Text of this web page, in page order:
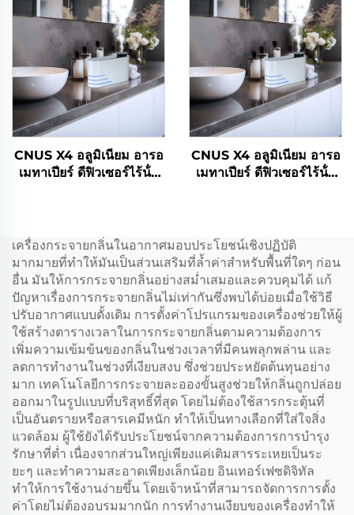
CNUS X4 อลูมิเนียม อารอ
เมทาเปียร์ ดีฟิวเซอร์ไร้น้ํา
CNUS X4 อลูมิเนียม อารอ
เมทาเปียร์ ดีฟิวเซอร์ไร้น้ํา
เครื่องกระจายกลิ่นในอากาศมอบประโยชน์เชิงปฏิบัติ
มากมายที่ทำให้มันเป็นส่วนเสริมที่ล้ำค่าสำหรับพื้นที่ใดๆ ก่อน
อื่น มันให้การกระจายกลิ่นอย่างสม่ำเสมอและควบคุมได้ แก้
ปัญหาเรื่องการกระจายกลิ่นไม่เท่ากันซึ่งพบได้บ่อยเมื่อใช้วิธี
ปรับอากาศแบบดั้งเดิม การตั้งค่าโปรแกรมของเครื่องช่วยให้ผู้
ใช้สร้างตารางเวลาในการกระจายกลิ่นตามความต้องการ
เพิ่มความเข้มข้นของกลิ่นในช่วงเวลาที่มีคนพลุกพล่าน และ
ลดการทำงานในช่วงที่เงียบสงบ ซึ่งช่วยประหยัดต้นทุนอย่าง
มาก เทคโนโลยีการกระจายละอองขั้นสูงช่วยให้กลิ่นถูกปล่อย
ออกมาในรูปแบบที่บริสุทธิ์ที่สุด โดยไม่ต้องใช้สารกระตุ้นที่
เป็นอันตรายหรือสารเคมีหนัก ทำให้เป็นทางเลือกที่ใส่ใจสิ่ง
แวดล้อม ผู้ใช้ยังได้รับประโยชน์จากความต้องการการบำรุง
รักษาที่ต่ำ เนื่องจากส่วนใหญ่เพียงแค่เติมสารระเหยเป็นระ
ยะๆ และทำความสะอาดเพียงเล็กน้อย อินเทอร์เฟซดิจิทัล
ทำให้การใช้งานง่ายขึ้น โดยเจ้าหน้าที่สามารถจัดการการตั้ง
ค่าโดยไม่ต้องอบรมมากนัก การทำงานเงียบของเครื่องทำให้